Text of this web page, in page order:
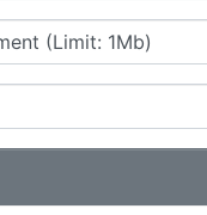
(Limit: 1Mb)